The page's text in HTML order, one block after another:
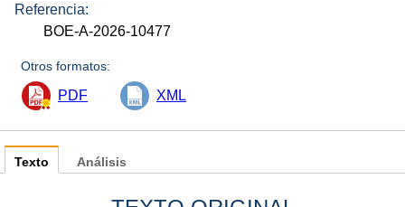
Referencia:
BOE-A-2026-10477
Otros formatos:
PDF XML
Texto Análisis